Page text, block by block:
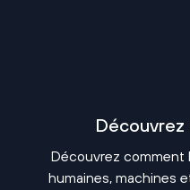
Découvrez
Découvrez comment
humaines, machines